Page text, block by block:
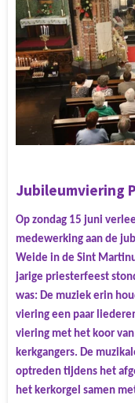
Jubileumviering
Op zondag 15 juni
medewerking aan de
Weide in de Sint
jarige priesterfeest
was: De muziek erin
viering een paar
viering met het koor
kerkgangers. De
optreden tijdens het
het kerkorgel samen